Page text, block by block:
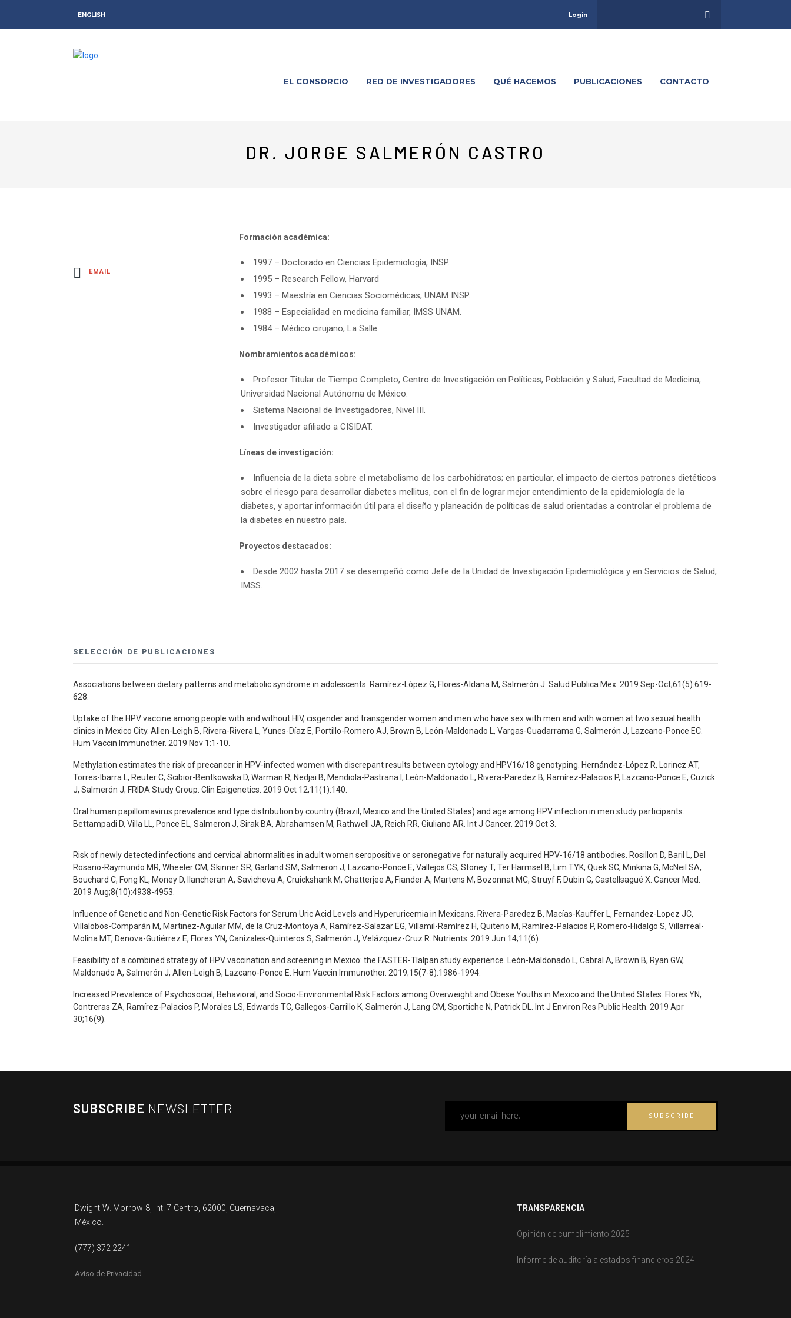
ENGLISH Login
EL CONSORCIO RED DE INVESTIGADORES QUÉ HACEMOS PUBLICACIONES CONTACTO
DR. JORGE SALMERÓN CASTRO
EMAIL
Formación académica:
1997 – Doctorado en Ciencias Epidemiología, INSP.
1995 – Research Fellow, Harvard
1993 – Maestría en Ciencias Sociomédicas, UNAM INSP.
1988 – Especialidad en medicina familiar, IMSS UNAM.
1984 – Médico cirujano, La Salle.
Nombramientos académicos:
Profesor Titular de Tiempo Completo, Centro de Investigación en Políticas, Población y Salud, Facultad de Medicina,
Universidad Nacional Autónoma de México.
Sistema Nacional de Investigadores, Nivel III.
Investigador afiliado a CISIDAT.
Líneas de investigación:
Influencia de la dieta sobre el metabolismo de los carbohidratos; en particular, el impacto de ciertos patrones dietéticos
sobre el riesgo para desarrollar diabetes mellitus, con el fin de lograr mejor entendimiento de la epidemiología de la
diabetes, y aportar información útil para el diseño y planeación de políticas de salud orientadas a controlar el problema de
la diabetes en nuestro país.
Proyectos destacados:
Desde 2002 hasta 2017 se desempeñó como Jefe de la Unidad de Investigación Epidemiológica y en Servicios de Salud,
IMSS.
SELECCIÓN DE PUBLICACIONES
Associations between dietary patterns and metabolic syndrome in adolescents. Ramírez-López G, Flores-Aldana M, Salmerón J. Salud Publica Mex. 2019 Sep-Oct;61(5):619-
628.
Uptake of the HPV vaccine among people with and without HIV, cisgender and transgender women and men who have sex with men and with women at two sexual health
clinics in Mexico City. Allen-Leigh B, Rivera-Rivera L, Yunes-Díaz E, Portillo-Romero AJ, Brown B, León-Maldonado L, Vargas-Guadarrama G, Salmerón J, Lazcano-Ponce EC.
Hum Vaccin Immunother. 2019 Nov 1:1-10.
Methylation estimates the risk of precancer in HPV-infected women with discrepant results between cytology and HPV16/18 genotyping. Hernández-López R, Lorincz AT,
Torres-Ibarra L, Reuter C, Scibior-Bentkowska D, Warman R, Nedjai B, Mendiola-Pastrana I, León-Maldonado L, Rivera-Paredez B, Ramírez-Palacios P, Lazcano-Ponce E, Cuzick
J, Salmerón J; FRIDA Study Group. Clin Epigenetics. 2019 Oct 12;11(1):140.
Oral human papillomavirus prevalence and type distribution by country (Brazil, Mexico and the United States) and age among HPV infection in men study participants.
Bettampadi D, Villa LL, Ponce EL, Salmeron J, Sirak BA, Abrahamsen M, Rathwell JA, Reich RR, Giuliano AR. Int J Cancer. 2019 Oct 3.
Risk of newly detected infections and cervical abnormalities in adult women seropositive or seronegative for naturally acquired HPV-16/18 antibodies. Rosillon D, Baril L, Del
Rosario-Raymundo MR, Wheeler CM, Skinner SR, Garland SM, Salmeron J, Lazcano-Ponce E, Vallejos CS, Stoney T, Ter Harmsel B, Lim TYK, Quek SC, Minkina G, McNeil SA,
Bouchard C, Fong KL, Money D, Ilancheran A, Savicheva A, Cruickshank M, Chatterjee A, Fiander A, Martens M, Bozonnat MC, Struyf F, Dubin G, Castellsagué X. Cancer Med.
2019 Aug;8(10):4938-4953.
Influence of Genetic and Non-Genetic Risk Factors for Serum Uric Acid Levels and Hyperuricemia in Mexicans. Rivera-Paredez B, Macías-Kauffer L, Fernandez-Lopez JC,
Villalobos-Comparán M, Martinez-Aguilar MM, de la Cruz-Montoya A, Ramírez-Salazar EG, Villamil-Ramírez H, Quiterio M, Ramírez-Palacios P, Romero-Hidalgo S, Villarreal-
Molina MT, Denova-Gutiérrez E, Flores YN, Canizales-Quinteros S, Salmerón J, Velázquez-Cruz R. Nutrients. 2019 Jun 14;11(6).
Feasibility of a combined strategy of HPV vaccination and screening in Mexico: the FASTER-Tlalpan study experience. León-Maldonado L, Cabral A, Brown B, Ryan GW,
Maldonado A, Salmerón J, Allen-Leigh B, Lazcano-Ponce E. Hum Vaccin Immunother. 2019;15(7-8):1986-1994.
Increased Prevalence of Psychosocial, Behavioral, and Socio-Environmental Risk Factors among Overweight and Obese Youths in Mexico and the United States. Flores YN,
Contreras ZA, Ramírez-Palacios P, Morales LS, Edwards TC, Gallegos-Carrillo K, Salmerón J, Lang CM, Sportiche N, Patrick DL. Int J Environ Res Public Health. 2019 Apr
30;16(9).
SUBSCRIBE NEWSLETTER
SUBSCRIBE
Dwight W. Morrow 8, Int. 7 Centro, 62000, Cuernavaca,
México.
(777) 372 2241
Aviso de Privacidad
TRANSPARENCIA
Opinión de cumplimiento 2025
Informe de auditoría a estados financieros 2024